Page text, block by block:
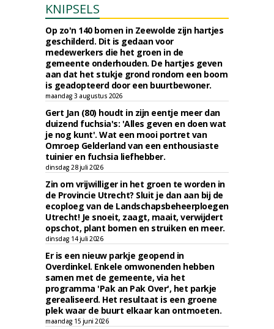
KNIPSELS
Op zo'n 140 bomen in Zeewolde zijn hartjes
geschilderd. Dit is gedaan voor
medewerkers die het groen in de
gemeente onderhouden. De hartjes geven
aan dat het stukje grond rondom een boom
is geadopteerd door een buurtbewoner.
maandag 3 augustus 2026
Gert Jan (80) houdt in zijn eentje meer dan
duizend fuchsia's: 'Alles geven en doen wat
je nog kunt'. Wat een mooi portret van
Omroep Gelderland van een enthousiaste
tuinier en fuchsia liefhebber.
dinsdag 28 juli 2026
Zin om vrijwilliger in het groen te worden in
de Provincie Utrecht? Sluit je dan aan bij de
ecoploeg van de Landschapsbeheerploegen
Utrecht! Je snoeit, zaagt, maait, verwijdert
opschot, plant bomen en struiken en meer.
dinsdag 14 juli 2026
Er is een nieuw parkje geopend in
Overdinkel. Enkele omwonenden hebben
samen met de gemeente, via het
programma 'Pak an Pak Over', het parkje
gerealiseerd. Het resultaat is een groene
plek waar de buurt elkaar kan ontmoeten.
maandag 15 juni 2026